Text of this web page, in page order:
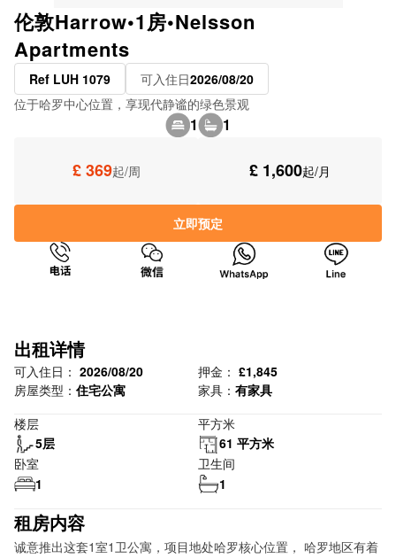
伦敦Harrow•1房•Nelsson
Apartments
Ref LUH 1079 可入住日2026/08/20
位于哈罗中心位置，享现代静谧的绿色景观
1 1
£ 369起/周 £ 1,600起/月
立即预定
出租详情
可入住日： 2026/08/20 押金： £1,845
房屋类型： 住宅公寓 家具： 有家具
楼层
5层
平方米
61 平方米
卧室
1
卫生间
1
租房内容
诚意推出这套1室1卫公寓，项目地处哈罗核心位置， 哈罗地区有着